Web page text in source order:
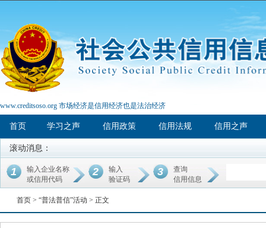
www.creditsoso.org 市场经济是信用经济也是法治经济
首页 学习之声 信用政策 信用法规 信用之声
滚动消息：
1
输入企业名称
或信用代码
2
输入
验证码
3
查询
信用信息
首页 > “普法普信”活动 > 正文